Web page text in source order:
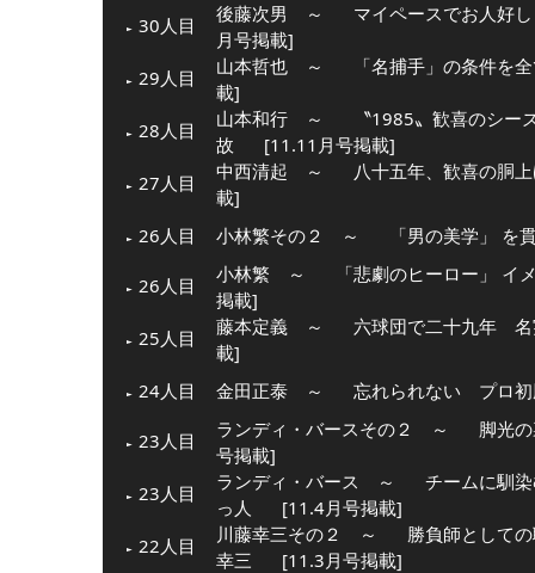
30人目
後藤次男 ～
マイペースでお人好
月号掲載]
29人目
山本哲也 ～
「名捕手」の条件を
載]
28人目
山本和行 ～
〝1985〟歓喜のシ
故
[11.11月号掲載]
27人目
中西清起 ～
八十五年、歓喜の胴
載]
26人目
小林繁その２ ～ 「男の美学」 を
26人目 小林繁 ～
「悲劇のヒーロー」 イ
掲載]
25人目
藤本定義 ～
六球団で二十九年 名
載]
24人目
金田正泰 ～ 忘れられない プロ初
23人目 ランディ・バースその２ ～
脚光
号掲載]
23人目
ランディ・バース ～
チームに馴
っ人
[11.4月号掲載]
22人目
川藤幸三その２ ～
勝負師として
幸三
[11.3月号掲載]